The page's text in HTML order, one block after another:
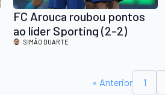
FC Arouca roubou pontos
ao líder Sporting (2-2)
SIMÃO DUARTE
« Anterior 1